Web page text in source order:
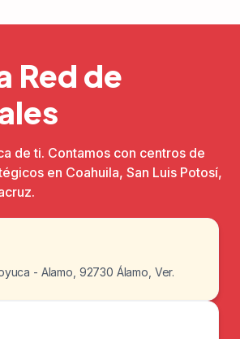
Red de
de ti. Contamos con centros de
en Coahuila, San Luis Potosí,
- Alamo, 92730 Álamo, Ver.